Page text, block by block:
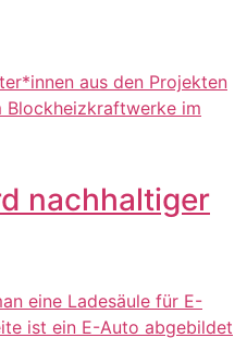
nachhaltiger